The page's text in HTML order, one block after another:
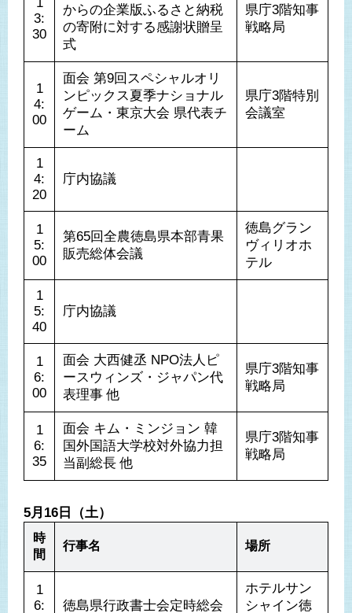
3:
30
からの企業版ふるさと納税
の寄附に対する感謝状贈呈
式
県庁3階知事
戦略局
1
4:
00
面会 第9回スペシャルオリ
ンピックス夏季ナショナル
ゲーム・東京大会 県代表チ
ーム
県庁3階特別
会議室
1
4:
20
庁内協議
1
5:
00
第65回全農徳島県本部青果
販売総体会議
徳島グラン
ヴィリオホ
テル
1
5:
40
庁内協議
1
6:
00
面会 大西健丞 NPO法人ピ
ースウィンズ・ジャパン代
表理事 他
県庁3階知事
戦略局
1
6:
35
面会 キム・ミンジョン 韓
国外国語大学校対外協力担
当副総長 他
県庁3階知事
戦略局
5月16日（土）
時
間
行事名 場所
1
6:
徳島県行政書士会定時総会
ホテルサン
シャイン徳